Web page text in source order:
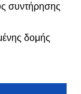
συντήρησης
δομής